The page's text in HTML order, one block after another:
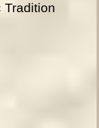
Tradition